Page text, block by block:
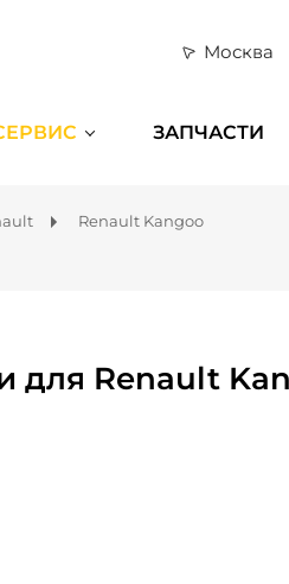
Москва
ЗАПЧАСТИ
Renault Kangoo
Renault